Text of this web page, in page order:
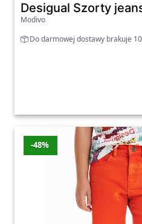
Desigual Szorty
Modivo
Do darmowej dostawy brakuje
-48%